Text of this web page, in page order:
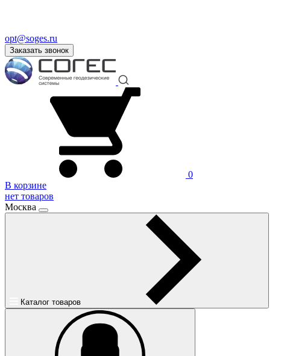
opt@soges.ru
Заказать звонок
0
В корзине
нет товаров
Москва
Каталог товаров